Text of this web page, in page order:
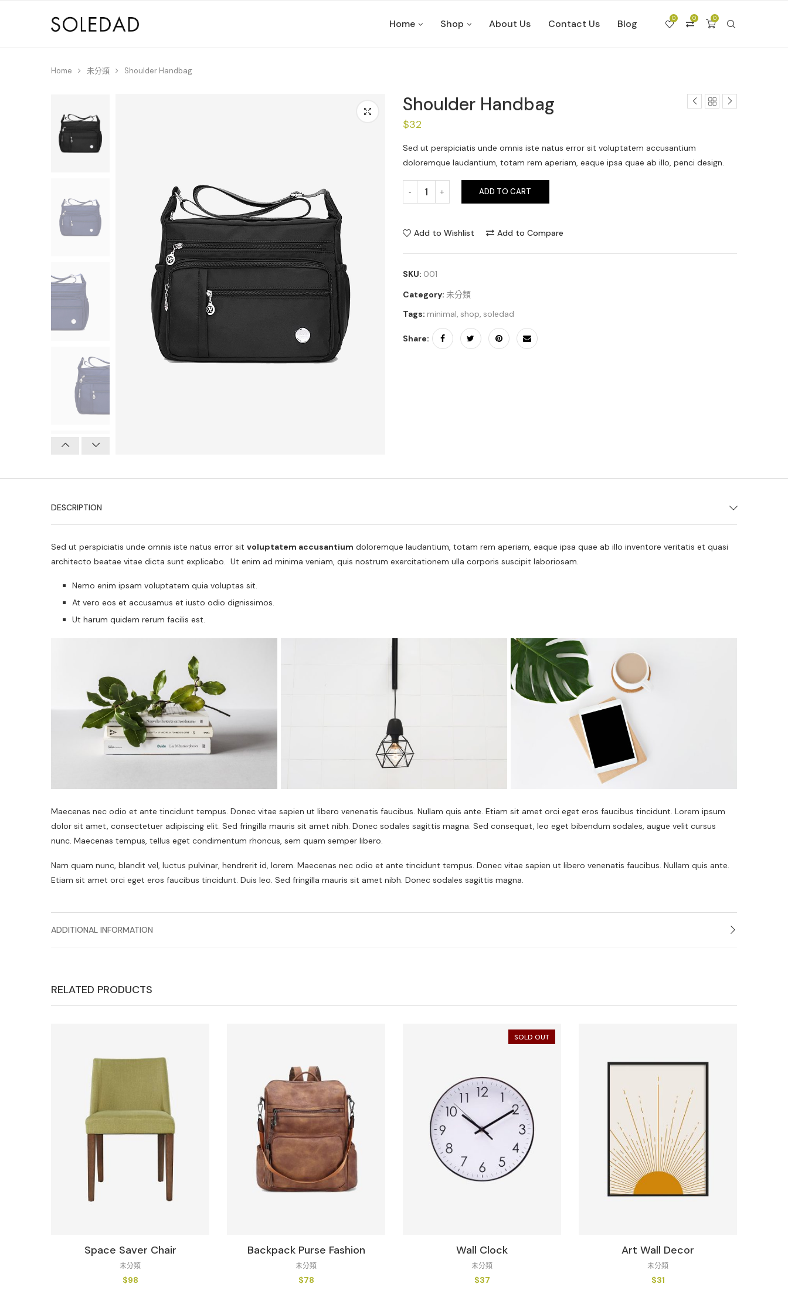
Home Shop About Us Contact Us Blog 0
0
0
Home 未分類 Shoulder Handbag
PreviousNext
Shoulder Handbag
$32
Sed ut perspiciatis unde omnis iste natus error sit voluptatem accusantium
doloremque laudantium, totam rem aperiam, eaque ipsa quae ab illo, penci design.
ADD TO CART
Add to Wishlist Add to Compare
SKU: 001
Category: 未分類
Tags: minimal, shop, soledad
Share:
DESCRIPTION
Sed ut perspiciatis unde omnis iste natus error sit voluptatem accusantium doloremque laudantium, totam rem aperiam, eaque ipsa quae ab illo inventore veritatis et quasi
architecto beatae vitae dicta sunt explicabo. Ut enim ad minima veniam, quis nostrum exercitationem ulla corporis suscipit laboriosam.
Nemo enim ipsam voluptatem quia voluptas sit.
At vero eos et accusamus et iusto odio dignissimos.
Ut harum quidem rerum facilis est.
Maecenas nec odio et ante tincidunt tempus. Donec vitae sapien ut libero venenatis faucibus. Nullam quis ante. Etiam sit amet orci eget eros faucibus tincidunt. Lorem ipsum
dolor sit amet, consectetuer adipiscing elit. Sed fringilla mauris sit amet nibh. Donec sodales sagittis magna. Sed consequat, leo eget bibendum sodales, augue velit cursus
nunc. Maecenas tempus, tellus eget condimentum rhoncus, sem quam semper libero.
Nam quam nunc, blandit vel, luctus pulvinar, hendrerit id, lorem. Maecenas nec odio et ante tincidunt tempus. Donec vitae sapien ut libero venenatis faucibus. Nullam quis ante.
Etiam sit amet orci eget eros faucibus tincidunt. Duis leo. Sed fringilla mauris sit amet nibh. Donec sodales sagittis magna.
ADDITIONAL INFORMATION
RELATED PRODUCTS
Space Saver Chair
未分類
$98
Backpack Purse Fashion
未分類
$78
SOLD OUT
Wall Clock
未分類
$37
Art Wall Decor
未分類
$31